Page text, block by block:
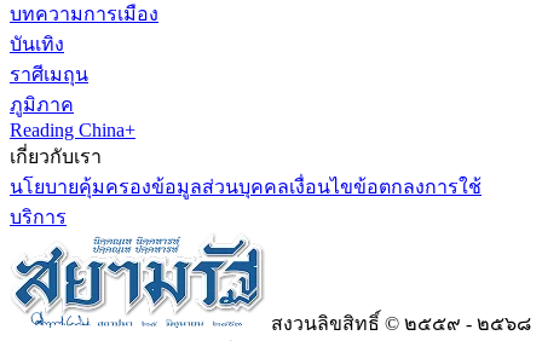
บทความการเมือง
บันเทิง
ราศีเมถุน
ภูมิภาค
Reading China+
เกี่ยวกับเรา
นโยบายคุ้มครองข้อมูลส่วนบุคคลเงื่อนไขข้อตกลงการใช้
บริการ
สงวนลิขสิทธิ์ © ๒๕๕๙ - ๒๕๖๘